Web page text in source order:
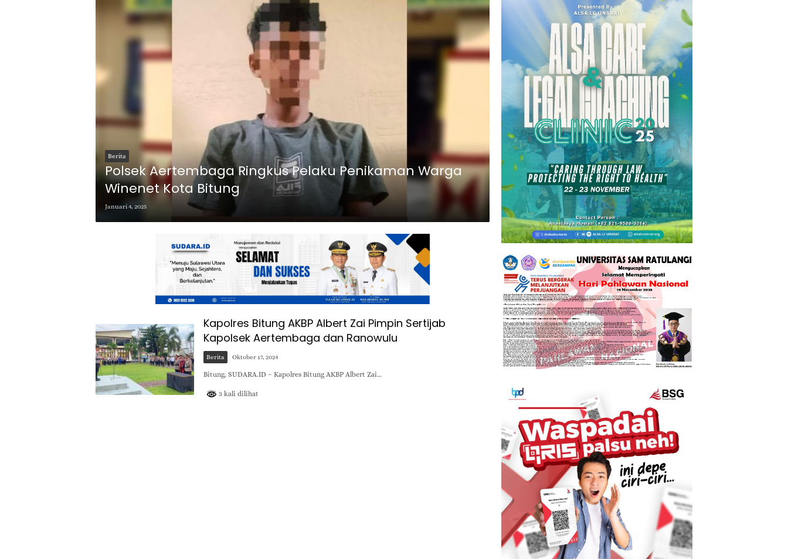
Berita
Polsek Aertembaga Ringkus Pelaku Penikaman Warga
Winenet Kota Bitung
Januari 4, 2025
Kapolres Bitung AKBP Albert Zai Pimpin Sertijab
Kapolsek Aertembaga dan Ranowulu
Berita Oktober 17, 2024
Bitung, SUDARA.ID – Kapolres Bitung AKBP Albert Zai…
3 kali dilihat